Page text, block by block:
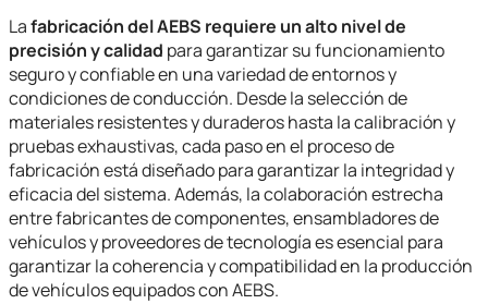
Lafabricación del AEBS requiere un alto nivel de
precisión y calidad para garantizar su funcionamiento
seguro y confiable en una variedad de entornos y
condiciones de conducción. Desde la selección de
materiales resistentes y duraderos hasta la calibración y
pruebas exhaustivas, cada paso en el proceso de
fabricación está diseñado para garantizar la integridad y
eficacia del sistema. Además, la colaboración estrecha
entre fabricantes de componentes, ensambladores de
vehículos y proveedores de tecnología es esencial para
garantizar la coherencia y compatibilidad en la producción
de vehículos equipados con AEBS.